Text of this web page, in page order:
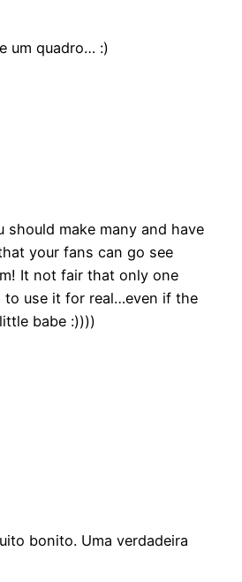
um quadro… :)
should make many and have
your fans can go see
It not fair that only one
to use it for real…even if the
babe :))))
bonito. Uma verdadeira